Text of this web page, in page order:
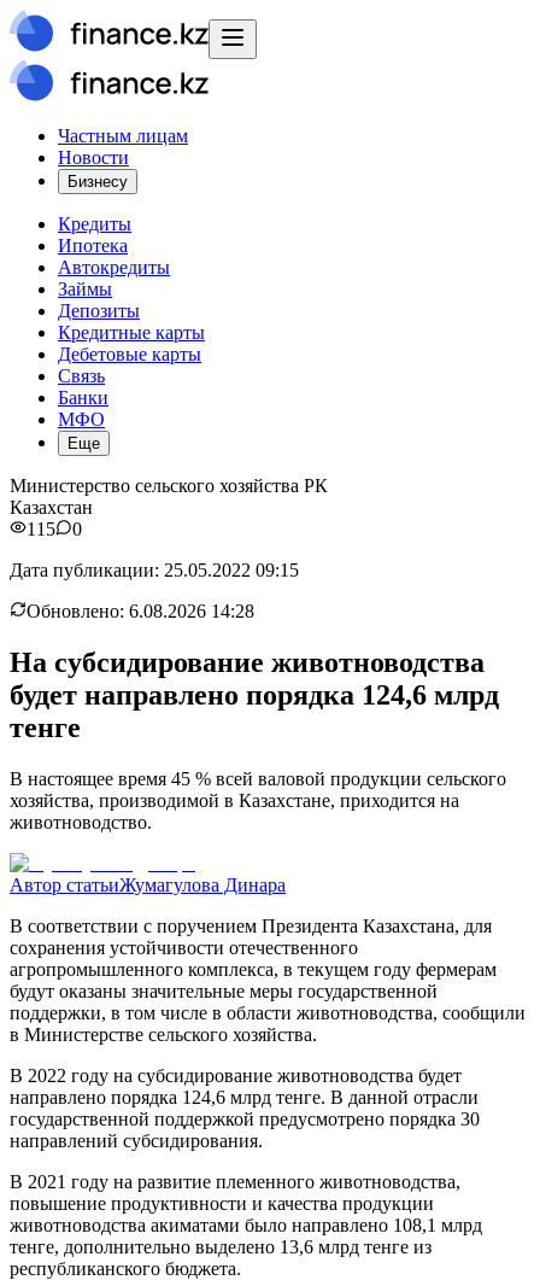
Частным лицам
Новости
Бизнесу
Кредиты
Ипотека
Автокредиты
Займы
Депозиты
Кредитные карты
Дебетовые карты
Связь
Банки
МФО
Еще
Министерство сельского хозяйства РК
Казахстан
115
0
Дата публикации: 25.05.2022 09:15
Обновлено: 6.08.2026 14:28
На субсидирование животноводства
будет направлено порядка 124,6 млрд
тенге
В настоящее время 45 % всей валовой продукции сельского
хозяйства, производимой в Казахстане, приходится на
животноводство.
Автор статьиЖумагулова Динара
В соответствии с поручением Президента Казахстана, для
сохранения устойчивости отечественного
агропромышленного комплекса, в текущем году фермерам
будут оказаны значительные меры государственной
поддержки, в том числе в области животноводства, сообщили
в Министерстве сельского хозяйства.
В 2022 году на субсидирование животноводства будет
направлено порядка 124,6 млрд тенге. В данной отрасли
государственной поддержкой предусмотрено порядка 30
направлений субсидирования.
В 2021 году на развитие племенного животноводства,
повышение продуктивности и качества продукции
животноводства акиматами было направлено 108,1 млрд
тенге, дополнительно выделено 13,6 млрд тенге из
республиканского бюджета.